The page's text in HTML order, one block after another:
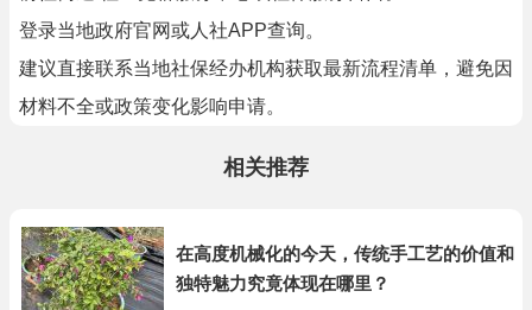
登录当地政府官网或人社APP查询。
建议直接联系当地社保经办机构获取最新流程清单，避免因
材料不全或政策变化影响申请。
相关推荐
在高度机械化的今天，传统手工艺的价值和
独特魅力究竟体现在哪里？